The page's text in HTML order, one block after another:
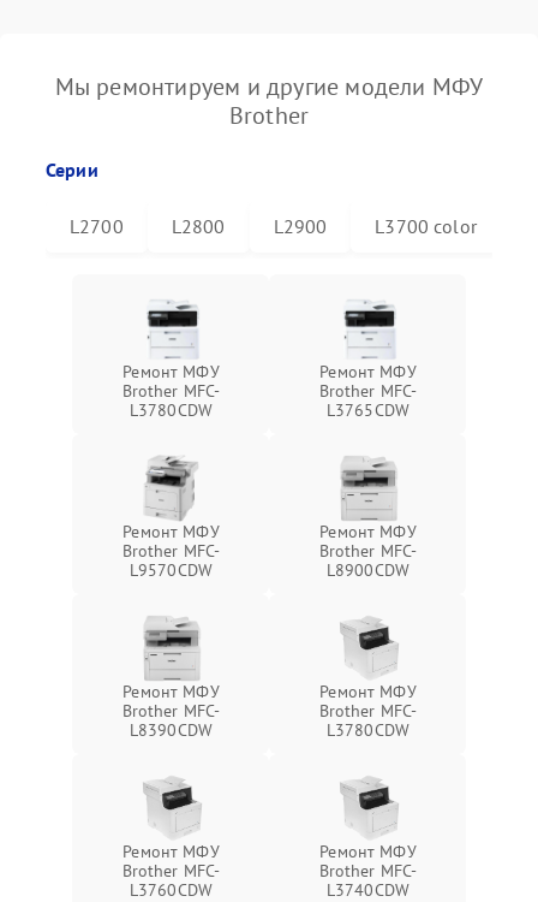
Мы ремонтируем и другие модели МФУ
Brother
Серии
L2700 L2800 L2900 L3700 color
Ремонт МФУ
Brother MFC-
L3780CDW
Ремонт МФУ
Brother MFC-
L3765CDW
Ремонт МФУ
Brother MFC-
L9570CDW
Ремонт МФУ
Brother MFC-
L8900CDW
Ремонт МФУ
Brother MFC-
L8390CDW
Ремонт МФУ
Brother MFC-
L3780CDW
Ремонт МФУ
Brother MFC-
L3760CDW
Ремонт МФУ
Brother MFC-
L3740CDW